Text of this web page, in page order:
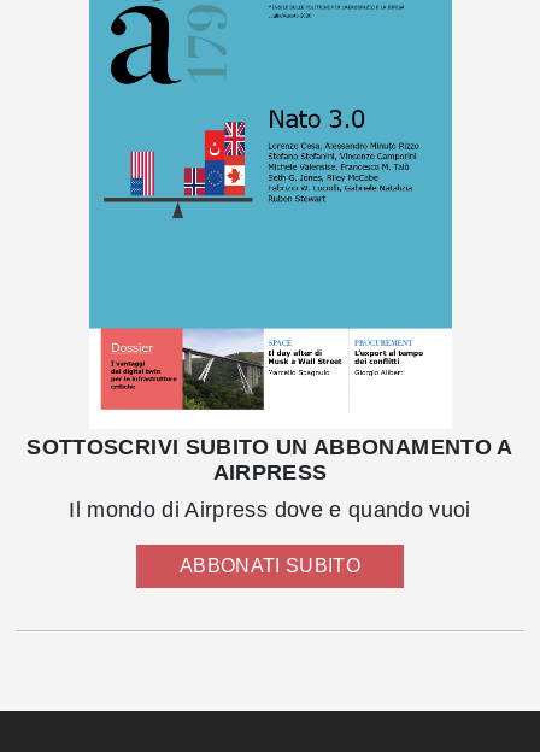
SOTTOSCRIVI SUBITO UN ABBONAMENTO A
AIRPRESS
Il mondo di Airpress dove e quando vuoi
ABBONATI SUBITO